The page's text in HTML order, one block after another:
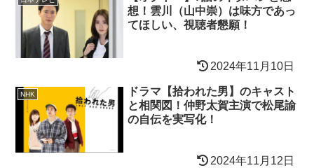
想！雲川（山中崇）は味方であっ
てほしい、視聴者懇願！
2024年11月10日
NHK
ドラマ【拾われた男】のキャスト
と相関図！仲野太賀主演で松尾諭
の自伝を実写化！
2024年11月12日